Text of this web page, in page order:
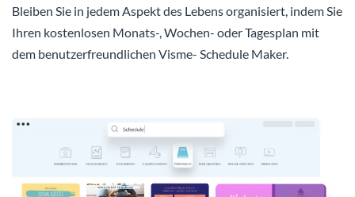
Bleiben Sie in jedem Aspekt des Lebens organisiert, indem Sie
Ihren kostenlosen Monats-, Wochen- oder Tagesplan mit
dem benutzerfreundlichen Visme- Schedule Maker.